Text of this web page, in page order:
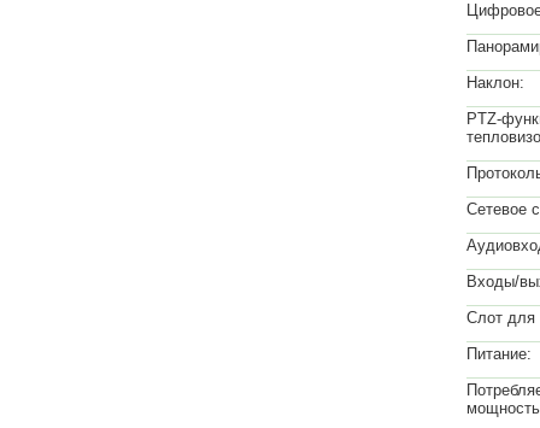
Наклон:
PTZ-
Сетевое
Входы/
Слот для
Питание: